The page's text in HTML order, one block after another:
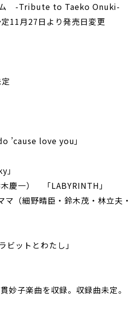
ム -Tribute to Taeko Onuki-
11月27日より発売日変更
love you」
慶一） 「LABYRINTH」
（細野晴臣・鈴木茂・林立夫
ットとわたし」
子楽曲を収録。収録曲未定。